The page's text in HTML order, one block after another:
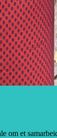
et